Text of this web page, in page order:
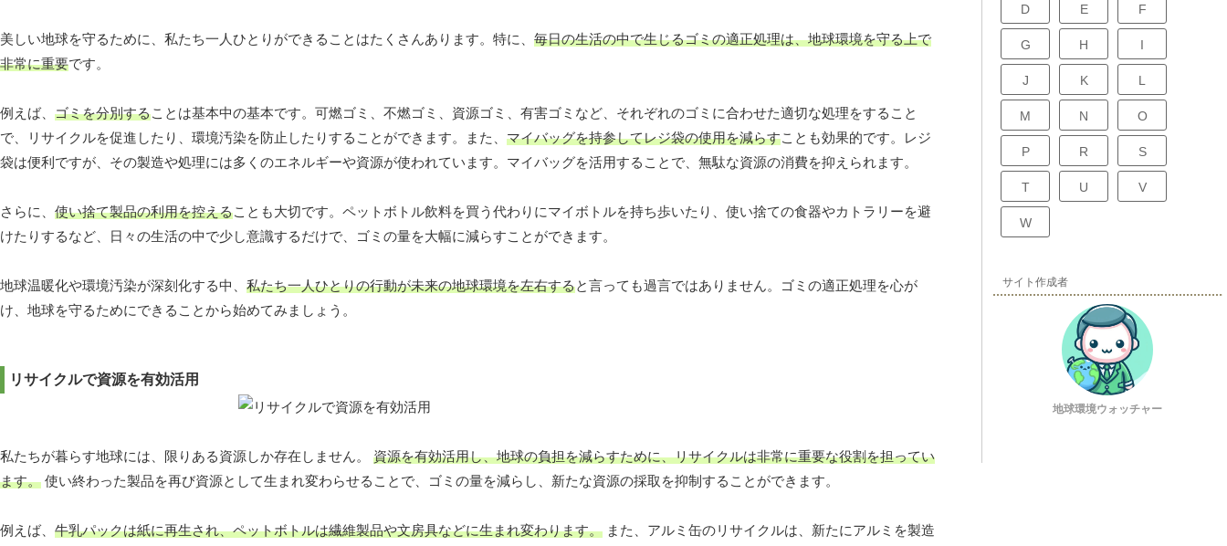
美しい地球を守るために、私たち一人ひとりができることはたくさんあります。特に、 毎日の生活の中で生じるゴミの適正処理は、地球環境を守る上で
非常に重要です。
例えば、 ゴミを分別することは基本中の基本です。可燃ゴミ、不燃ゴミ、資源ゴミ、有害ゴミなど、それぞれのゴミに合わせた適切な処理をすること
で、リサイクルを促進したり、環境汚染を防止したりすることができます。また、 マイバッグを持参してレジ袋の使用を減らすことも効果的です。レジ
袋は便利ですが、その製造や処理には多くのエネルギーや資源が使われています。マイバッグを活用することで、無駄な資源の消費を抑えられます。
さらに、 使い捨て製品の利用を控えることも大切です。ペットボトル飲料を買う代わりにマイボトルを持ち歩いたり、使い捨ての食器やカトラリーを避
けたりするなど、日々の生活の中で少し意識するだけで、ゴミの量を大幅に減らすことができます。
地球温暖化や環境汚染が深刻化する中、 私たち一人ひとりの行動が未来の地球環境を左右すると言っても過言ではありません。ゴミの適正処理を心が
け、地球を守るためにできることから始めてみましょう。
リサイクルで資源を有効活用
私たちが暮らす地球には、限りある資源しか存在しません。 資源を有効活用し、地球の負担を減らすために、リサイクルは非常に重要な役割を担ってい
ます。 使い終わった製品を再び資源として生まれ変わらせることで、ゴミの量を減らし、新たな資源の採取を抑制することができます。
例えば、 牛乳パックは紙に再生され、ペットボトルは繊維製品や文房具などに生まれ変わります。 また、アルミ缶のリサイクルは、新たにアルミを製造
D E F
G H I
J K L
M N O
P R S
T U V
W
サイト作成者
地球環境ウォッチャー